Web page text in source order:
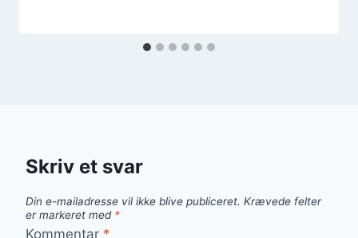
Skriv et svar
Din e-mailadresse vil ikke blive publiceret. Krævede felter
er markeret med *
Kommentar *